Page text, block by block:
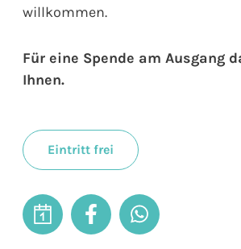
willkommen.
Für eine Spende am Ausgang
Ihnen.
Eintritt frei